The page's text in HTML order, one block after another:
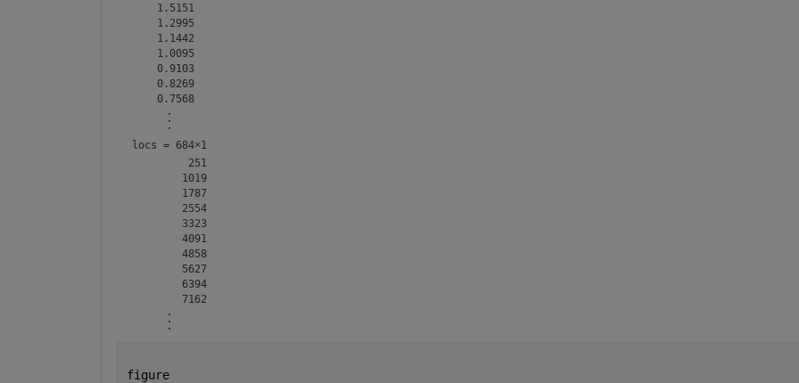
    1.5151
    1.2995
    1.1442
    1.0095
    0.9103
    0.8269
    0.7568
locs = 684×1
         251
        1019
        1787
        2554
        3323
        4091
        4858
        5627
        6394
figure